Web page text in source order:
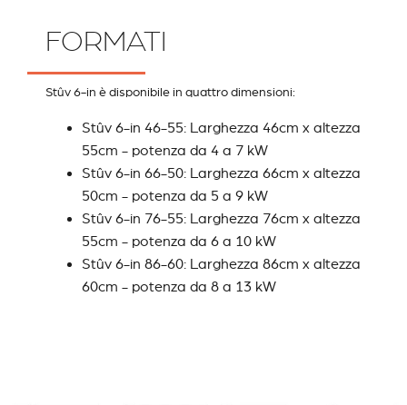
FORMATI
Stûv 6-in è disponibile in quattro dimensioni:
Stûv 6-in 46-55: Larghezza 46cm x altezza
55cm - potenza da 4 a 7 kW
Stûv 6-in 66-50: Larghezza 66cm x altezza
50cm - potenza da 5 a 9 kW
Stûv 6-in 76-55: Larghezza 76cm x altezza
55cm - potenza da 6 a 10 kW
Stûv 6-in 86-60: Larghezza 86cm x altezza
60cm - potenza da 8 a 13 kW